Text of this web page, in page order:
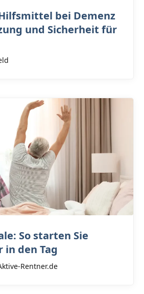
bei Demenz
und Sicherheit für
So starten Sie
den Tag
Rentner.de